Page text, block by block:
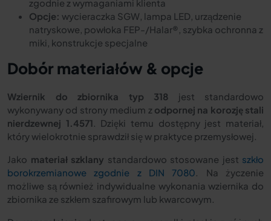
zgodnie z wymaganiami klienta
Opcje: wycieraczka SGW, lampa LED, urządzenie
natryskowe, powłoka FEP-/Halar®, szybka ochronna z
miki, konstrukcje specjalne
Dobór materiałów & opcje
Wziernik do zbiornika typ 318 jest standardowo
wykonywany od strony medium z odpornej na korozję stali
nierdzewnej 1.4571 . Dzięki temu dostępny jest materiał,
który wielokrotnie sprawdził się w praktyce przemysłowej.
Jako materiał szklany standardowo stosowane jest szkło
borokrzemianowe zgodnie z DIN 7080 . Na życzenie
możliwe są również indywidualne wykonania wziernika do
zbiornika ze szkłem szafirowym lub kwarcowym.